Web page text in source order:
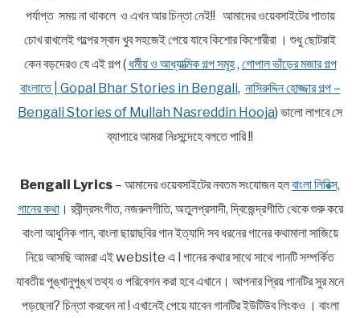
পর্যাপ্ত সময় না থাকলে ও এখন আর চিন্তা নেই!! আমাদের ওয়েবসাইটের পাতায়
চোখ রাখলেই গল্পের স্বাদ খুব সহজেই পেয়ে যাবে কিশোর কিশোরীরা । শুধু ছোটরাই
কেন বড়দেরও যে এই গল্প ( ধর্মীয় ও আধ্যাত্মিক গল্প সমূহ, গোপাল ভাঁড়ের মজার গল্প
বাংলাতে | Gopal Bhar Stories in Bengali, নাসিরুদ্দিন হোজ্জার গল্প –
Bengali Stories of Mullah Nasreddin Hooja) ভালো লাগবে সে
ব্যাপারে আমরা নিঃসন্দেহে বলতে পারি !!
Bengali Lyrics – আমাদের ওয়েবসাইটের নবতম সংযোজন হলবাংলা লিরিক্স,
গানের কথা। রবীন্দ্রসংগীত, নজরুলগীতি, অতুলপ্রসাদী, দ্বিজেন্দ্রগীতি থেকে শুরু করে
বাংলা আধুনিক গান, বাংলা ছায়াছবির গান ইত্যাদি সব ধরনের গানের কথামালা সাজিয়ে
নিয়ে আসছি আমরা এই website এ l গানের কথার সাথে সাথে গানটি সম্পর্কিত
যাবতীয় পুঙ্খানুপুঙ্খ তথ্য ও পরিবেশন করা হবে এখানে। আপনার প্রিয় গানটির সুর মনে
পড়ছেনা? চিন্তা করবেন না ! এখানেই পেয়ে যাবেন গানটির ইউটিউব লিংকও । বাংলা